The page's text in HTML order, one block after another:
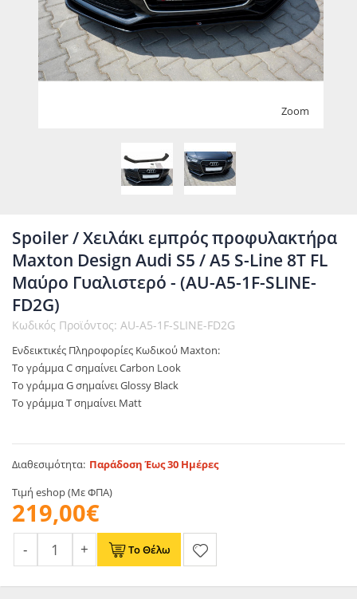
Zoom
Spoiler / Χειλάκι εμπρός προφυλακτήρα
Maxton Design Audi S5 / A5 S-Line 8T FL
Μαύρο Γυαλιστερό - (AU-A5-1F-SLINE-
FD2G)
Κωδικός Προϊόντος: AU-A5-1F-SLINE-FD2G
Ενδεικτικές Πληροφορίες Κωδικού Maxton:
Το γράμμα C σημαίνει Carbon Look
Το γράμμα G σημαίνει Glossy Black
Το γράμμα T σημαίνει Matt
Διαθεσιμότητα: Παράδοση Έως 30 Ημέρες
Τιμή eshop (Με ΦΠΑ)
219,00€
Το Θέλω